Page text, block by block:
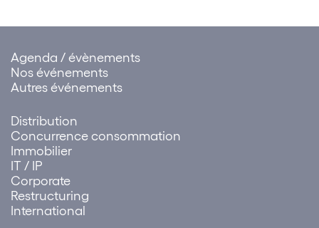
détiennent moins
Agenda / évènements
Nos événements
Autres événements
Distribution
Concurrence consommation
Immobilier
IT / IP
Corporate
Restructuring
International